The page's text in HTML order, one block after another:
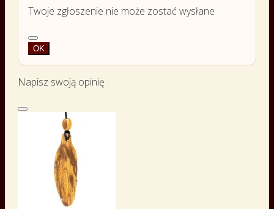
Twoje zgłoszenie nie może zostać wysłane
OK
Napisz swoją opinię